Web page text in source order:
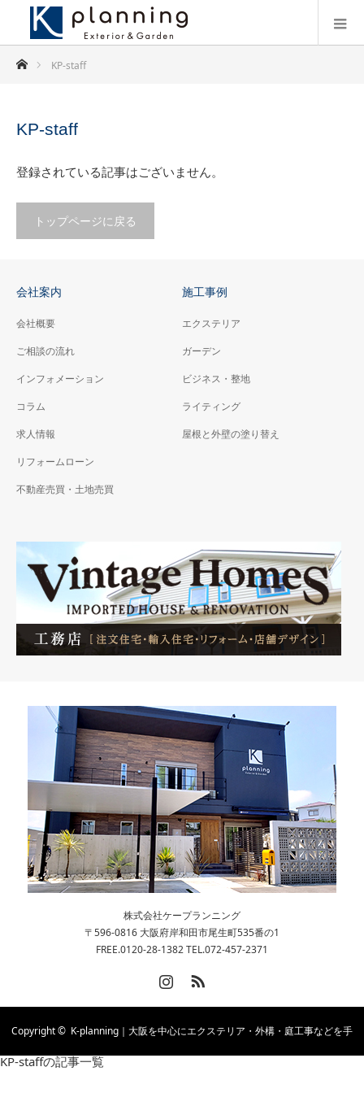
ホームKP-staff
KP-staff
登録されている記事はございません。
トップページに戻る
会社案内
会社概要
ご相談の流れ
インフォメーション
コラム
求人情報
リフォームローン
不動産売買・土地売買
施工事例
エクステリア
ガーデン
ビジネス・整地
ライティング
屋根と外壁の塗り替え
株式会社ケープランニング
〒596-0816 大阪府岸和田市尾生町535番の1
FREE.0120-28-1382 TEL.072-457-2371
Copyright © K-planning｜大阪を中心にエクステリア・外構・庭工事などを手
KP-staffの記事一覧